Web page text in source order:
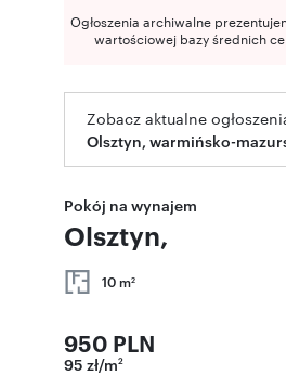
Ogłoszenia archiwalne
wartościowej bazy średnich
Zobacz aktualne
Olsztyn, warmińsko-
Pokój na wynajem
Olsztyn,
10 m2
950 PLN
95 zł/m2